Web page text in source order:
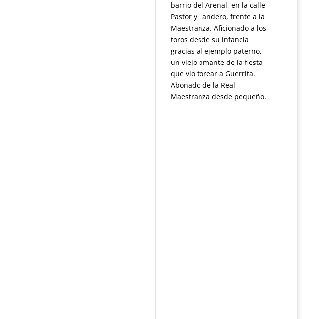
barrio del Arenal, en la calle
Pastor y Landero, frente a la
Maestranza. Aficionado a los
toros desde su infancia
gracias al ejemplo paterno,
un viejo amante de la fiesta
que vio torear a Guerrita.
Abonado de la Real
Maestranza desde pequeño.